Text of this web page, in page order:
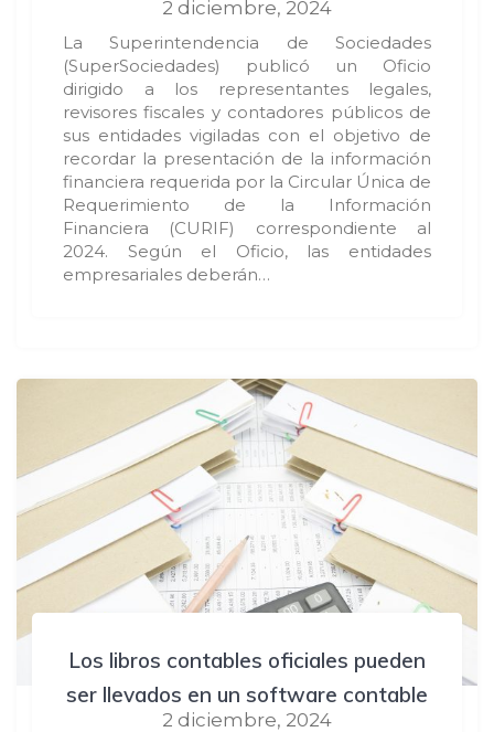
2 diciembre, 2024
La Superintendencia de Sociedades
(SuperSociedades) publicó un Oficio
dirigido a los representantes legales,
revisores fiscales y contadores públicos de
sus entidades vigiladas con el objetivo de
recordar la presentación de la información
financiera requerida por la Circular Única de
Requerimiento de la Información
Financiera (CURIF) correspondiente al
2024. Según el Oficio, las entidades
empresariales deberán…
Los libros contables oficiales pueden
ser llevados en un software contable
2 diciembre, 2024